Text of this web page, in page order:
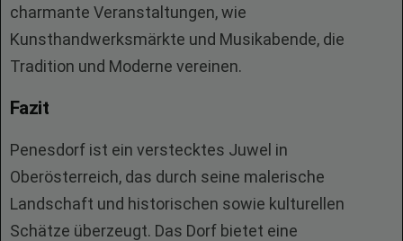
charmante Veranstaltungen, wie
Kunsthandwerksmärkte und Musikabende, die
Tradition und Moderne vereinen.
Fazit
Penesdorf ist ein verstecktes Juwel in
Oberösterreich, das durch seine malerische
Landschaft und historischen sowie kulturellen
Schätze überzeugt. Das Dorf bietet eine